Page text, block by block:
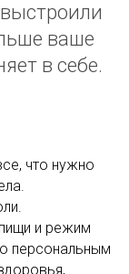
ваше
в себе.
что нужно
и режим
персональным